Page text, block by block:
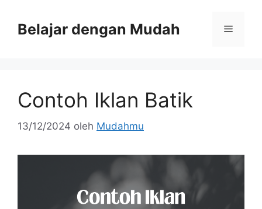
Belajar dengan Mudah
Contoh Iklan Batik
13/12/2024 oleh Mudahmu